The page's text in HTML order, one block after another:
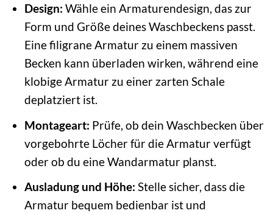
Design: Wähle ein Armaturendesign, das zur
Form und Größe deines Waschbeckens passt.
Eine filigrane Armatur zu einem massiven
Becken kann überladen wirken, während eine
klobige Armatur zu einer zarten Schale
deplatziert ist.
Montageart: Prüfe, ob dein Waschbecken über
vorgebohrte Löcher für die Armatur verfügt
oder ob du eine Wandarmatur planst.
Ausladung und Höhe: Stelle sicher, dass die
Armatur bequem bedienbar ist und